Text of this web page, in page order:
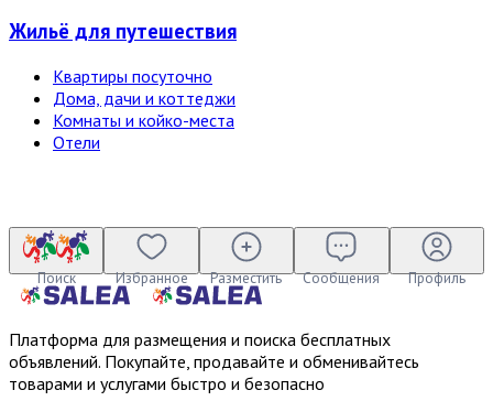
Жильё для путешествия
Квартиры посуточно
Дома, дачи и коттеджи
Комнаты и койко-места
Отели
Поиск Избранное Разместить Сообщения Профиль
Платформа для размещения и поиска бесплатных
объявлений. Покупайте, продавайте и обменивайтесь
товарами и услугами быстро и безопасно